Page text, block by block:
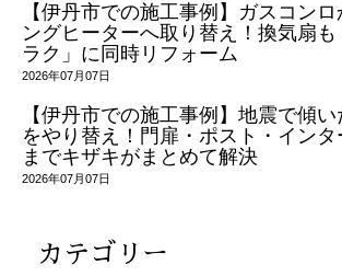
【伊丹市での施工事例】ガスコン
ングヒーターへ取り替え！換気扇も
ラク」に同時リフォーム
2026年07月07日
【伊丹市での施工事例】地震で傾
をやり替え！門扉・ポスト・イン
までキザキがまとめて解決
2026年07月07日
カテゴリー